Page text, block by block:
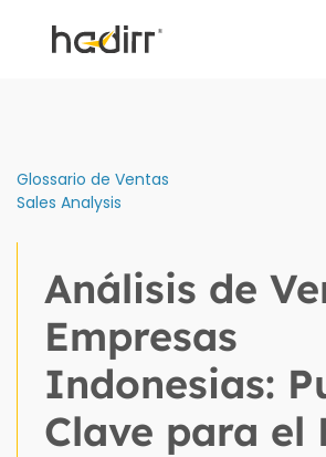
Glossario de Ventas
Sales Analysis
Análisis de
Empresas
Indonesias:
Clave para el